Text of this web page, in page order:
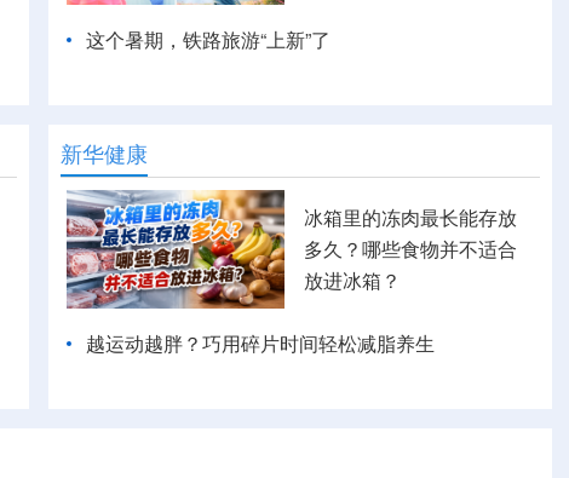
这个暑期，铁路旅游“上新”了
新华健康
冰箱里的冻肉最长能存放
多久？哪些食物并不适合
放进冰箱？
越运动越胖？巧用碎片时间轻松减脂养生